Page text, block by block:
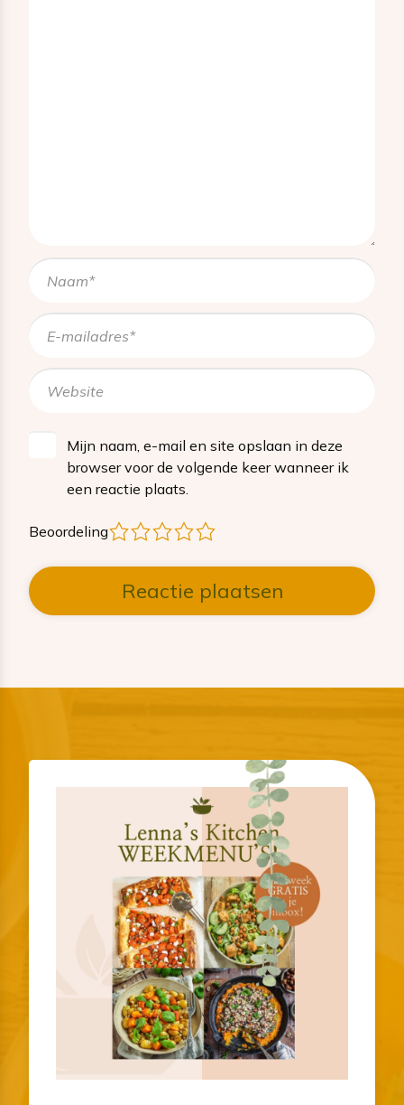
Mijn naam, e-mail en site opslaan in deze
browser voor de volgende keer wanneer ik
een reactie plaats.
Beoordeling 4
3
2
1